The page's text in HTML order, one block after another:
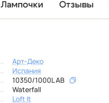
Лампочки Отзывы
Арт-Деко
Испания
10350/1000L AB
Waterfall
Loft It